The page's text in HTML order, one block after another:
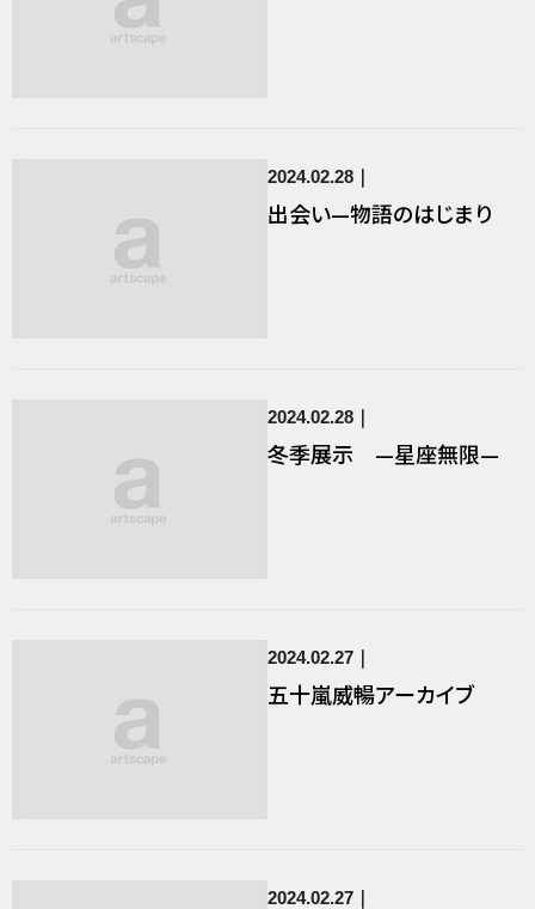
2024.02.28
出会い—物語のはじまり
2024.02.28
冬季展示 —星座無限—
2024.02.27
五十嵐威暢アーカイブ
2024.02.27